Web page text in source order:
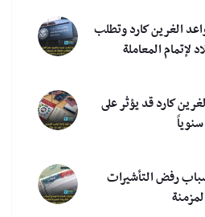
الغرين كارد وتطلب
لإتمام المعاملة
كارد قد يؤثر على
رفض التأشيرات